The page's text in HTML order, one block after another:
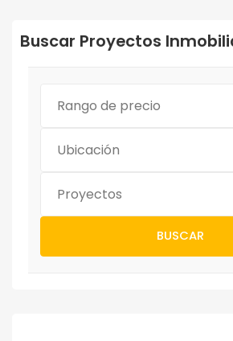
Buscar Proyectos
Rango de precio
Ubicación
Proyectos
BUSCAR